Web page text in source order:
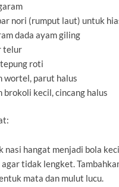
nori (rumput laut) untuk
dada ayam giling
telur
roti
wortel, parut halus
brokoli kecil, cincang halus
nasi hangat menjadi bola
agar tidak lengket.
mata dan mulut lucu.